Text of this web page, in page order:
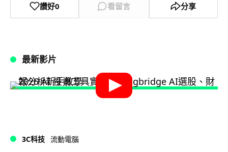
讚好0 看留言 分享
最新影片
3C科技 流動電腦